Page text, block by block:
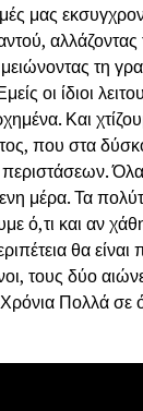
μας
τη
οι ίδιοι
Και
που στα
Όλα
μέρα. Τα
ό,τι και αν
θα
τους δύο
Πολλά σε